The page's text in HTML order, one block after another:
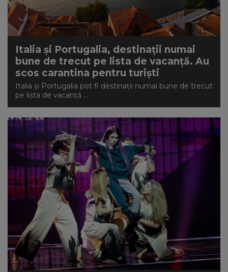
Italia și Portugalia, destinații numai
bune de trecut pe lista de vacanță. Au
scos carantina pentru turiști
Italia și Portugalia pot fi destinații numai bune de trecut
pe lista de vacanță ...